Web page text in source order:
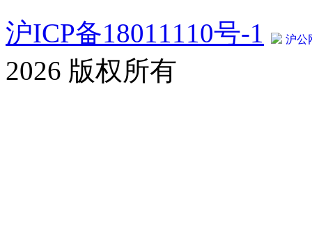
沪ICP备18011110号-1
沪公
2026 版权所有